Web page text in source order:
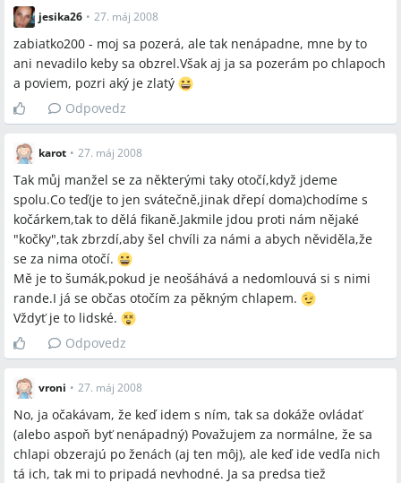
jesika26 • 27. máj 2008
zabiatko200 - moj sa pozerá, ale tak nenápadne, mne by to
ani nevadilo keby sa obzrel.Však aj ja sa pozerám po chlapoch
a poviem, pozri aký je zlatý
Odpovedz
karot • 27. máj 2008
Tak můj manžel se za některými taky otočí,když jdeme
spolu.Co teď(je to jen svátečně,jinak dřepí doma)chodíme s
kočárkem,tak to dělá fikaně.Jakmile jdou proti nám nějaké
"kočky",tak zbrzdí,aby šel chvíli za námi a abych něviděla,že
se za nima otočí.
Mě je to šumák,pokud je neošáhává a nedomlouvá si s nimi
rande.I já se občas otočím za pěkným chlapem.
Vždyť je to lidské.
Odpovedz
vroni • 27. máj 2008
No, ja očakávam, že keď idem s ním, tak sa dokáže ovládať
(alebo aspoň byť nenápadný) Považujem za normálne, že sa
chlapi obzerajú po ženách (aj ten môj), ale keď ide vedľa nich
tá ich, tak mi to pripadá nevhodné. Ja sa predsa tiež